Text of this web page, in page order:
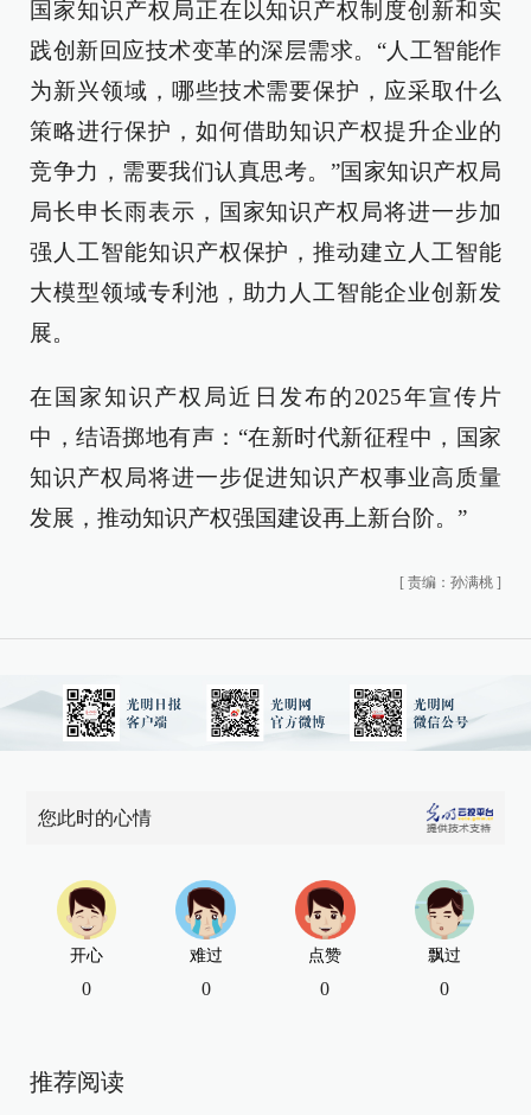
国家知识产权局正在以知识产权制度创新和实
践创新回应技术变革的深层需求。“人工智能作
为新兴领域，哪些技术需要保护，应采取什么
策略进行保护，如何借助知识产权提升企业的
竞争力，需要我们认真思考。”国家知识产权局
局长申长雨表示，国家知识产权局将进一步加
强人工智能知识产权保护，推动建立人工智能
大模型领域专利池，助力人工智能企业创新发
展。
在国家知识产权局近日发布的2025年宣传片
中，结语掷地有声：“在新时代新征程中，国家
知识产权局将进一步促进知识产权事业高质量
发展，推动知识产权强国建设再上新台阶。”
[ 责编：孙满桃 ]
您此时的心情
开心
0
难过
0
点赞
0
飘过
0
推荐阅读